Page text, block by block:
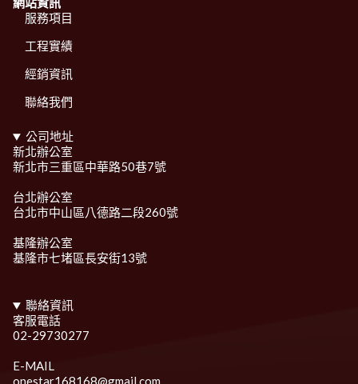
服務項目
工程實績
經銷資訊
聯絡我們
公司地址
新北辦公室
新北市三重區中華路50巷7號
台北辦公室
台北市中山區八德路二段260號
基隆辦公室
基隆市七堵區長安街13號
聯絡資訊
客服電話
02-29730277
E-MAIL